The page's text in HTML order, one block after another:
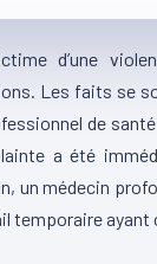
d’une
Les faits se
de
a été
un médecin
temporaire ayant